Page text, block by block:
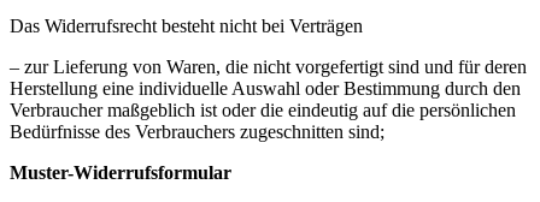
Das Widerrufsrecht besteht nicht bei Verträgen
– zur Lieferung von Waren, die nicht vorgefertigt sind und für deren
Herstellung eine individuelle Auswahl oder Bestimmung durch den
Verbraucher maßgeblich ist oder die eindeutig auf die persönlichen
Bedürfnisse des Verbrauchers zugeschnitten sind;
Muster-Widerrufsformular